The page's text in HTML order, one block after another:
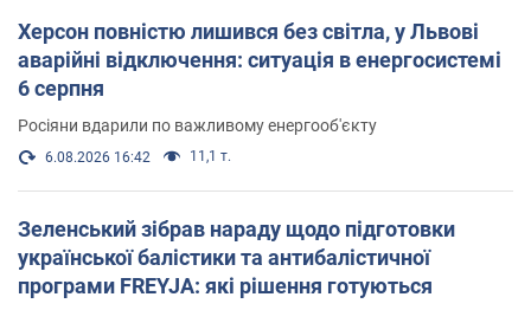
Херсон повністю лишився без світла, у Львові
аварійні відключення: ситуація в енергосистемі
6 серпня
Росіяни вдарили по важливому енергооб'єкту
6.08.2026 16:42 11,1 т.
Зеленський зібрав нараду щодо підготовки
української балістики та антибалістичної
програми FREYJA: які рішення готуються